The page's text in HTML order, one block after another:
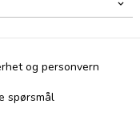
og personvern
spørsmål